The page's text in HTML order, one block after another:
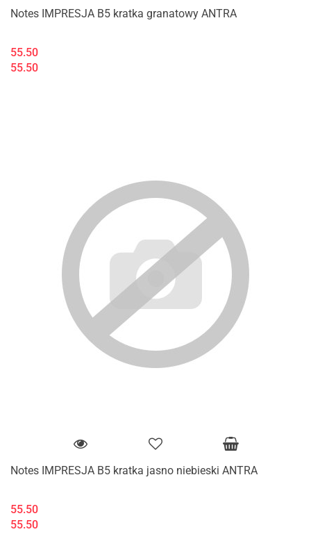
Notes IMPRESJA B5 kratka granatowy ANTRA
55.50
55.50
Notes IMPRESJA B5 kratka jasno niebieski ANTRA
55.50
55.50